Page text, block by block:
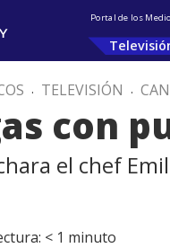
Portal de los
. TELEVISIÓN .
con
el chef
< 1 minuto